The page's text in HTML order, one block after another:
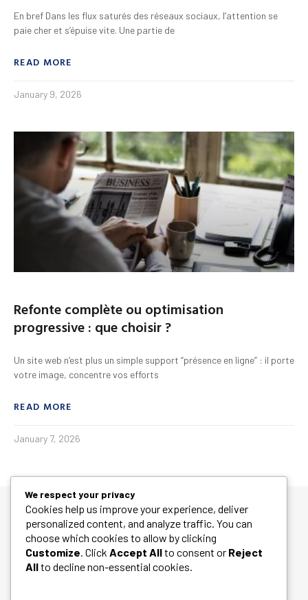
En bref Dans les flux saturés des réseaux sociaux, l’attention se
paie cher et s’épuise vite. Une partie de
READ MORE
January 9, 2026
Refonte complète ou optimisation
progressive : que choisir ?
Un site web n’est plus un simple support “présence en ligne” : il porte
votre image, concentre vos efforts
READ MORE
January 7, 2026
We respect your privacy
Cookies help us improve your experience, deliver
personalized content, and analyze traffic. You can
choose which cookies to allow by clicking
Customize . Click Accept Allto consent or Reject
Allto decline non-essential cookies.